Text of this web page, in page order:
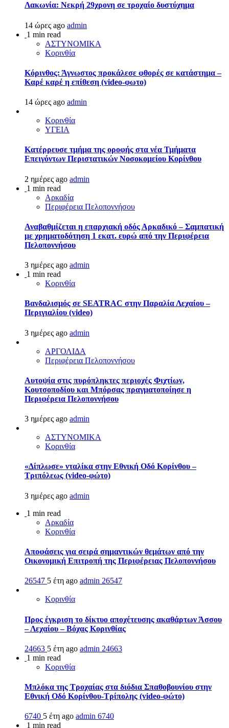
Λακωνία: Νεκρή 29χρονη σε τροχαίο δυστύχημα
14 ώρες ago admin
1 min read
ΑΣΤΥΝΟΜΙΚΑ
Κορινθία
Κόρινθος: Άγνωστος προκάλεσε φθορές σε κατάστημα –
Καρέ καρέ η επίθεση (video-φωτο)
14 ώρες ago admin
Κορινθία
ΥΓΕΙΑ
Kατέρρευσε τμήμα της οροφής στα νέα Τμήματα
Επειγόντων Περιστατικών Νοσοκομείου Κορίνθου
2 ημέρες ago admin
1 min read
Αρκαδία
Περιφέρεια Πελοποννήσου
Αναβαθμίζεται η επαρχιακή οδός Αρκαδικό – Σαμπατική
με χρηματοδότηση 1 εκατ. ευρώ από την Περιφέρεια
Πελοποννήσου
3 ημέρες ago admin
1 min read
Κορινθία
Βανδαλισμός σε SEATRAC στην Παραλία Λεχαίου –
Περιγιαλίου (video)
3 ημέρες ago admin
ΑΡΓΟΛΙΔΑ
Περιφέρεια Πελοποννήσου
Αυτοψία στις πυρόπληκτες περιοχές Φιχτίων,
Κουτσοποδίου και Μπόρσας πραγματοποίησε η
Περιφέρεια Πελοποννήσου
3 ημέρες ago admin
ΑΣΤΥΝΟΜΙΚΑ
Κορινθία
«Δίπλωσε» νταλίκα στην Εθνική Oδό Κορίνθου –
Τριπόλεως (video-φώτο)
3 ημέρες ago admin
1 min read
Αρκαδία
Κορινθία
Αποφάσεις για σειρά σημαντικών θεμάτων από την
Οικονομική Επιτροπή της Περιφέρειας Πελοποννήσου
26547 5 έτη ago admin 26547
Κορινθία
Προς έγκριση το δίκτυο αποχέτευσης ακαθάρτων Άσσου
– Λεχαίου – Βόχας Κορινθίας
24663 5 έτη ago admin 24663
1 min read
Κορινθία
Μπλόκα της Τροχαίας στα διόδια Σπαθοβουνίου στην
Εθνική Οδό Κορίνθου-Τρίπολης (video-φώτο)
6740 5 έτη ago admin 6740
1 min read